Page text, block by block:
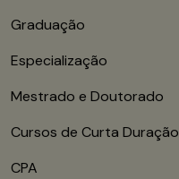
Graduação
Especialização
Mestrado e Doutorado
Cursos de Curta Duração
CPA